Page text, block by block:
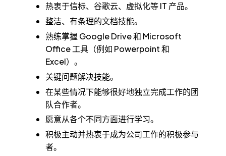
热衷于信标、谷歌云、虚拟化等 IT 产品。
整洁、有条理的文档技能。
熟练掌握 Google Drive 和 Microsoft
Office 工具（例如 Powerpoint 和
Excel）。
关键问题解决技能。
在某些情况下能够很好地独立完成工作的团
队合作者。
愿意从各个不同方面进行学习。
积极主动并热衷于成为公司工作的积极参与
者。